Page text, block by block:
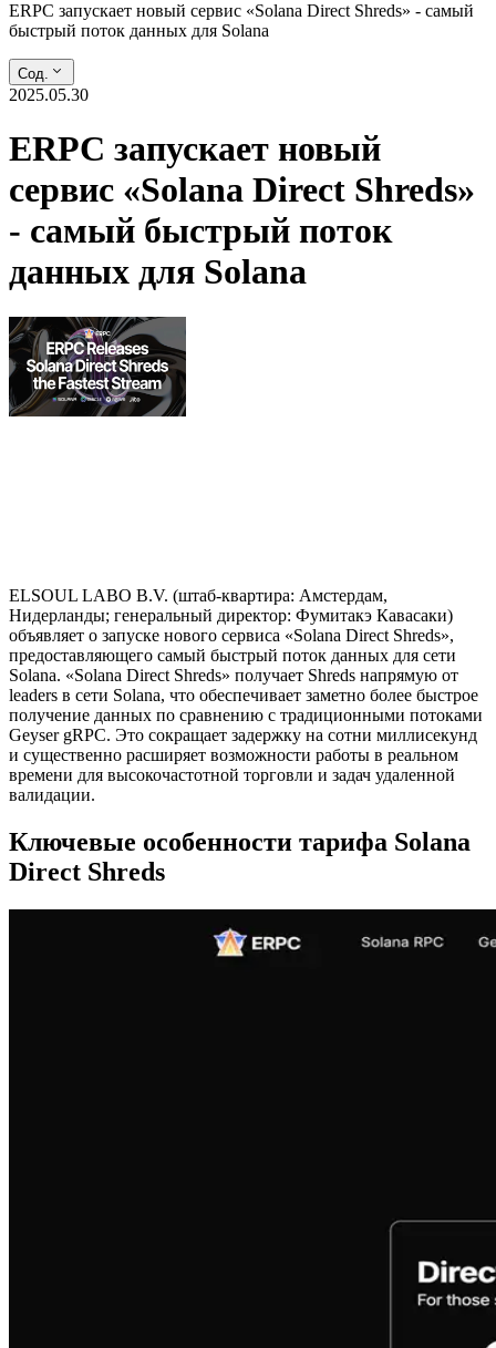
ERPC запускает новый сервис «Solana Direct Shreds» - самый
быстрый поток данных для Solana
Сод.
2025.05.30
ERPC запускает новый
сервис «Solana Direct Shreds»
- самый быстрый поток
данных для Solana
ELSOUL LABO B.V. (штаб-квартира: Амстердам,
Нидерланды; генеральный директор: Фумитакэ Кавасаки)
объявляет о запуске нового сервиса «Solana Direct Shreds»,
предоставляющего самый быстрый поток данных для сети
Solana. «Solana Direct Shreds» получает Shreds напрямую от
leaders в сети Solana, что обеспечивает заметно более быстрое
получение данных по сравнению с традиционными потоками
Geyser gRPC. Это сокращает задержку на сотни миллисекунд
и существенно расширяет возможности работы в реальном
времени для высокочастотной торговли и задач удаленной
валидации.
Ключевые особенности тарифа Solana
Direct Shreds